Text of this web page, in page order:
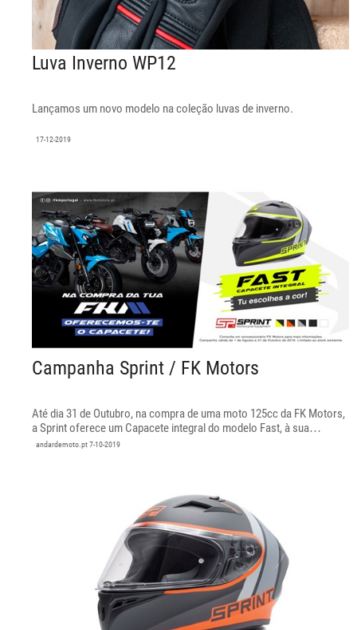
Luva Inverno WP12
Lançamos um novo modelo na coleção luvas de inverno.
17-12-2019
Campanha Sprint / FK Motors
Até dia 31 de Outubro, na compra de uma moto 125cc da FK Motors,
a Sprint oferece um Capacete integral do modelo Fast, à sua
escolha.
andardemoto.pt7-10-2019